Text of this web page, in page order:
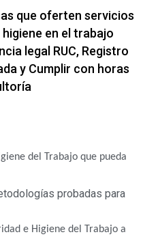
que oferten servicios
en el trabajo
legal RUC, Registro
y Cumplir con horas
del Trabajo que pueda
probadas para
e Higiene del Trabajo a